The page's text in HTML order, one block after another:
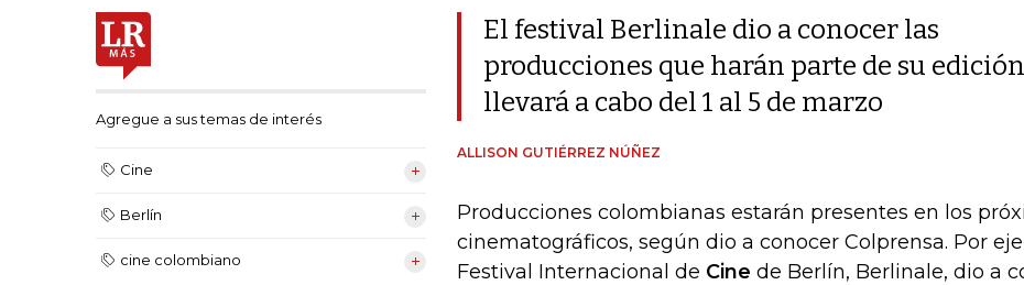
Agregue a sus temas de interés
Cine
Berlín
cine colombiano
El festival Berlinale dio a conocer las
producciones que harán parte de su
llevará a cabo del 1 al 5 de marzo
ALLISON GUTIÉRREZ NÚÑEZ
Producciones colombianas estarán presentes en los
cinematográficos, según dio a conocer Colprensa. Por
Festival Internacional de Cine de Berlín, Berlinale, dio a